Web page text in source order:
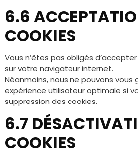
6.6
COOKIES
Vous n’êtes pas obligés
sur votre navigateur internet.
Néanmoins, nous ne pouvons vous
expérience utilisateur optimale si
suppression des cookies.
6.7
COOKIES